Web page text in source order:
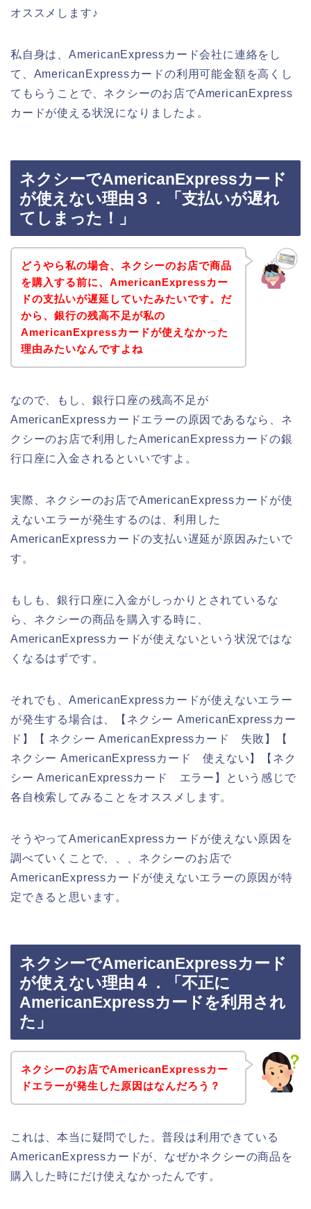
オススメします♪
私自身は、AmericanExpressカード会社に連絡をし
て、AmericanExpressカードの利用可能金額を高くし
てもらうことで、ネクシーのお店でAmericanExpress
カードが使える状況になりましたよ。
ネクシーでAmericanExpressカード
が使えない理由３．「支払いが遅れ
てしまった！」
どうやら私の場合、ネクシーのお店で商品
を購入する前に、AmericanExpressカー
ドの支払いが遅延していたみたいです。だ
から、銀行の残高不足が私の
AmericanExpressカードが使えなかった
理由みたいなんですよね
なので、もし、銀行口座の残高不足が
AmericanExpressカードエラーの原因であるなら、ネ
クシーのお店で利用したAmericanExpressカードの銀
行口座に入金されるといいですよ。
実際、ネクシーのお店でAmericanExpressカードが使
えないエラーが発生するのは、利用した
AmericanExpressカードの支払い遅延が原因みたいで
す。
もしも、銀行口座に入金がしっかりとされているな
ら、ネクシーの商品を購入する時に、
AmericanExpressカードが使えないという状況ではな
くなるはずです。
それでも、AmericanExpressカードが使えないエラー
が発生する場合は、【ネクシー AmericanExpressカー
ド】【 ネクシー AmericanExpressカード 失敗】【
ネクシー AmericanExpressカード 使えない】【ネク
シー AmericanExpressカード エラー】という感じで
各自検索してみることをオススメします。
そうやってAmericanExpressカードが使えない原因を
調べていくことで、、、ネクシーのお店で
AmericanExpressカードが使えないエラーの原因が特
定できると思います。
ネクシーでAmericanExpressカード
が使えない理由４．「不正に
AmericanExpressカードを利用され
た」
ネクシーのお店でAmericanExpressカー
ドエラーが発生した原因はなんだろう？
これは、本当に疑問でした。普段は利用できている
AmericanExpressカードが、なぜかネクシーの商品を
購入した時にだけ使えなかったんです。